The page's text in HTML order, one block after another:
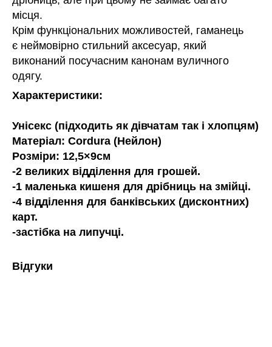
місця.
Крім функціональних можливостей, гаманець
є неймовірно стильний аксесуар, який
виконаний посучасним канонам вуличного
одягу.
Характеристики:
Унісекс (підходить як дівчатам так і хлопцям)
Матеріал: Cordura (Нейлон)
Розміри: 12,5×9см
-2 великих відділення для грошей.
-1 маленька кишеня для дрібниць на змійці.
-4 відділення для банківських (дисконтних)
карт.
-застібка на липучці.
Відгуки